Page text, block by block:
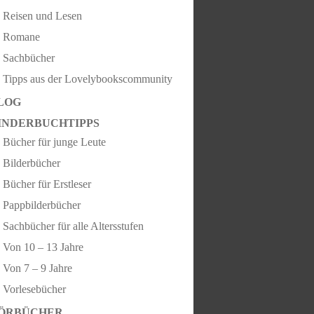
Reisen und Lesen
Romane
Sachbücher
Tipps aus der Lovelybookscommunity
Bücher für junge Leute
Bilderbücher
Bücher für Erstleser
Pappbilderbücher
Sachbücher für alle Altersstufen
Von 10 – 13 Jahre
Von 7 – 9 Jahre
Vorlesebücher